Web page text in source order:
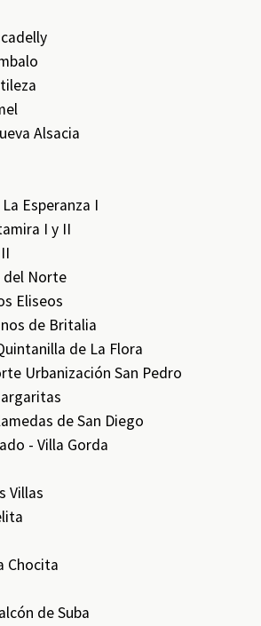
Alsacia
Esperanza I
I y II
del Norte
Eliseos
de Britalia
de La Flora
Urbanización San Pedro
de San Diego
- Villa Gorda
Villas
Chocita
de Suba